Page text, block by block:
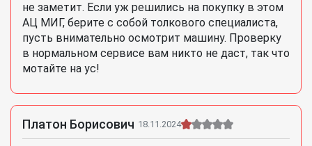
не заметит. Если уж решились на покупку в этом
АЦ МИГ, берите с собой толкового специалиста,
пусть внимательно осмотрит машину. Проверку
в нормальном сервисе вам никто не даст, так что
мотайте на ус!
Платон Борисович 18.11.2024